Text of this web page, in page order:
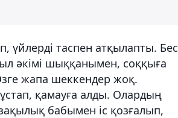
үйлерді таспен атқылапты. Бес
әкімі шыққанымен, соққыға
жапа шеккендер жоқ.
қамауға алды. Олардың
бабымен іс қозғалып,